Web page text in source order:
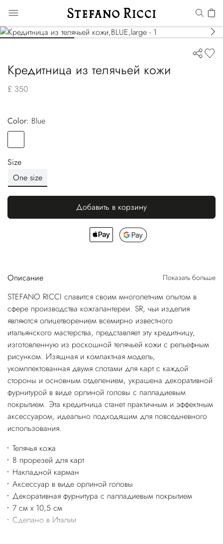
Кредитница из телячьей кожи
£ 350
Color:
blue
Size
One size
Добавить в корзину
Описание Показать больше
STEFANO RICCI славится своим многолетним опытом в
сфере производства кожгалантереи. SR, чьи изделия
являются олицетворением всемирно известного
итальянского мастерства, представляет эту кредитницу,
изготовленную из роскошной телячьей кожи с рельефным
рисунком. Изящная и компактная модель,
укомплектованная двумя слотами для карт с каждой
стороны и основным отделением, украшена декоративной
фурнитурой в виде орлиной головы с палладиевым
покрытием. Эта кредитница станет практичным и эффектным
аксессуаром, идеально подходящим для повседневного
использования.
Телячья кожа
8 прорезей для карт
Накладной карман
Аксессуар в виде орлиной головы
Декоративная фурнитура с палладиевым покрытием
7 см x 10,5 см
Сделано в Италии